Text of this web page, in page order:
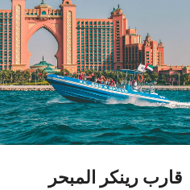
قارب رينكر المبحر